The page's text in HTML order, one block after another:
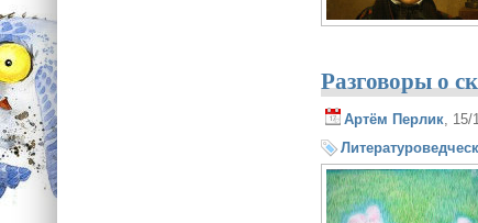
Разговоры о
Артём Перлик ,